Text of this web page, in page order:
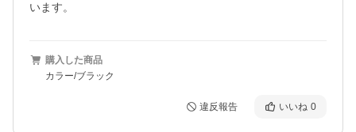
います。
購入した商品
カラー/ブラック
違反報告 いいね 0